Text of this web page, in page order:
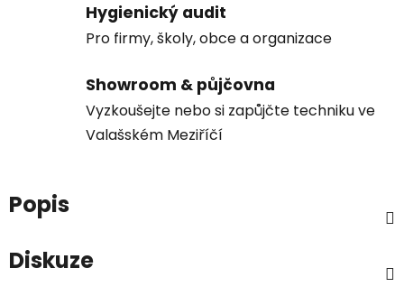
Hygienický audit
Pro firmy, školy, obce a organizace
Showroom & půjčovna
Vyzkoušejte nebo si zapůjčte techniku ve
Valašském Meziříčí
Popis
Diskuze